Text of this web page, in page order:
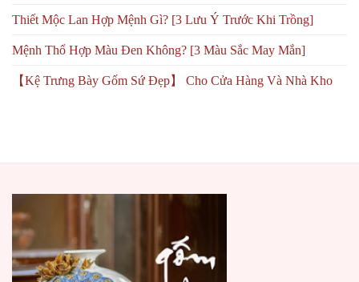
Thiết Mộc Lan Hợp Mệnh Gì? [3 Lưu Ý Trước Khi Trồng]
Mệnh Thổ Hợp Màu Đen Không? [3 Màu Sắc May Mắn]
【Kệ Trưng Bày Gốm Sứ Đẹp】 Cho Cửa Hàng Và Nhà Kho